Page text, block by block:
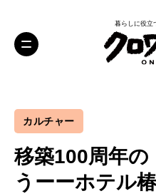
暮らしに役立
カルチャー
移築100周年の
うーーホテル